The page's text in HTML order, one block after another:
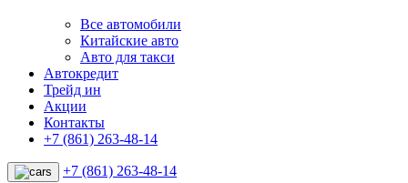
Все автомобили
Китайские авто
Авто для такси
Автокредит
Трейд ин
Акции
Контакты
+7 (861) 263-48-14
+7 (861) 263-48-14